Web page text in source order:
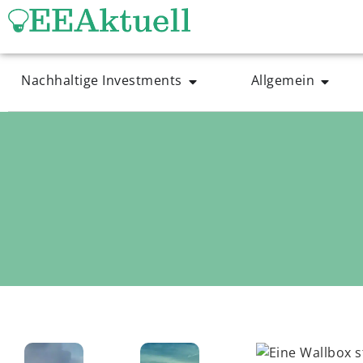
Nachhaltige Investments Allgemein